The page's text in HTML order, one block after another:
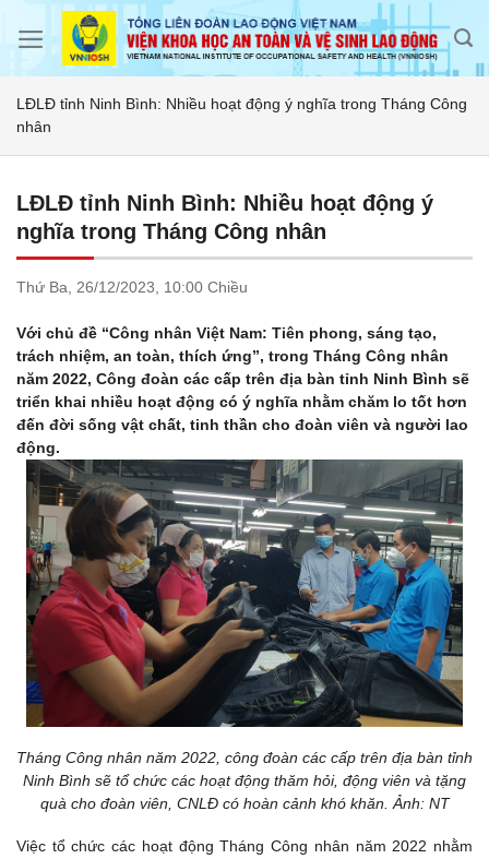
LĐLĐ tỉnh Ninh Bình: Nhiều hoạt động ý nghĩa trong Tháng Công
nhân
LĐLĐ tỉnh Ninh Bình: Nhiều hoạt động ý
nghĩa trong Tháng Công nhân
Thứ Ba, 26/12/2023, 10:00 Chiều
Với chủ đề “Công nhân Việt Nam: Tiên phong, sáng tạo,
trách nhiệm, an toàn, thích ứng”, trong Tháng Công nhân
năm 2022, Công đoàn các cấp trên địa bàn tỉnh Ninh Bình sẽ
triển khai nhiều hoạt động có ý nghĩa nhằm chăm lo tốt hơn
đến đời sống vật chất, tinh thần cho đoàn viên và người lao
động.
Tháng Công nhân năm 2022, công đoàn các cấp trên địa bàn tỉnh
Ninh Bình sẽ tổ chức các hoạt động thăm hỏi, động viên và tặng
quà cho đoàn viên, CNLĐ có hoàn cảnh khó khăn. Ảnh: NT
Việc tổ chức các hoạt động Tháng Công nhân năm 2022 nhằm